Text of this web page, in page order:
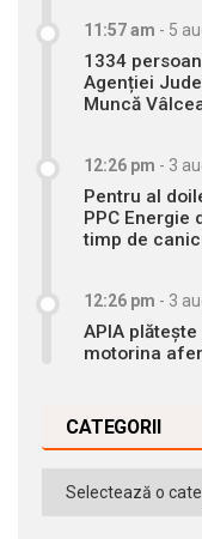
11:57 am - 5
1334
Agenției
Muncă
12:26 pm - 3
Pentru al
PPC Energie
timp de
12:26 pm - 3
APIA
motorina
CATEGORII
Categorii